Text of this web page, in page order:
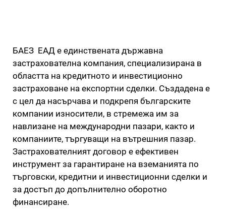
БАЕЗ ЕАД е единствената държавна
застрахователна компания, специализирана в
областта на кредитното и инвестиционно
застраховане на експортни сделки. Създадена e
с цел да насърчава и подкрепя българските
компании износители, в стремежа им за
навлизане на международни пазари, както и
компаниите, търгуващи на вътрешния пазар.
Застрахователният договор е ефективен
инструмент за гарантиране на вземанията по
търговски, кредитни и инвестиционни сделки и
за достъп до допълнително оборотно
финансиране.